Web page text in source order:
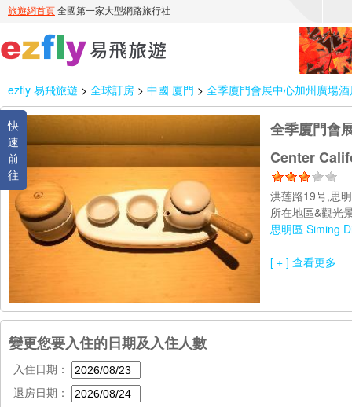
ezfly 易飛旅遊 > 全球訂房 > 中國 廈門 > 全季廈門會展中心加州廣場
快
速
前
往
全季廈門會
Center
洪莲路19号,思
所在地區&觀光
思明區 Siming
[ + ] 查看更多
變更您要入住的日期及入住人數
入住日期：
退房日期：